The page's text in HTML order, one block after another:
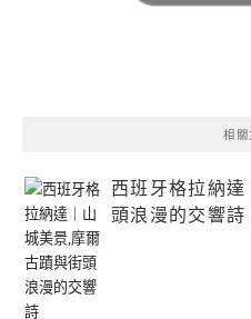
相關
西班牙格拉納
頭浪漫的交響詩